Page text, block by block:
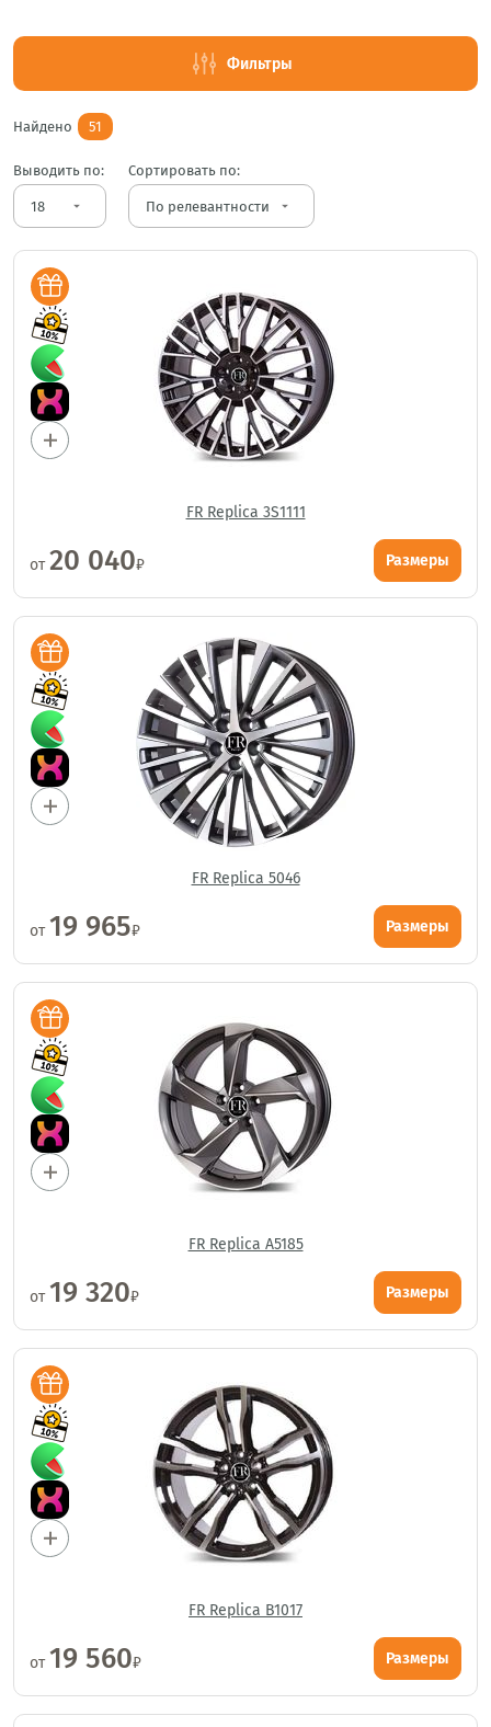
Фильтры
Найдено 51
Выводить по:
arrow_drop_down
Сортировать по:
arrow_drop_down
FR Replica 3S1111
от20 040₽ Размеры
FR Replica 5046
от19 965₽ Размеры
FR Replica A5185
от19 320₽ Размеры
FR Replica B1017
от19 560₽ Размеры